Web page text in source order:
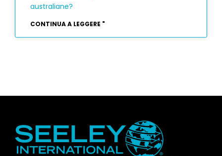
australiane?
CONTINUA A LEGGERE "